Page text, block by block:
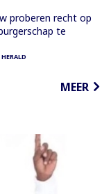
proberen recht op
te
MEER